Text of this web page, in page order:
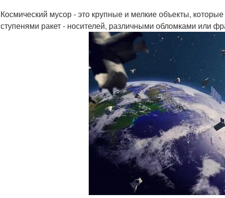
Космический мусор - это крупные и мелкие объекты,
ступенями ракет - носителей, различными обломками или